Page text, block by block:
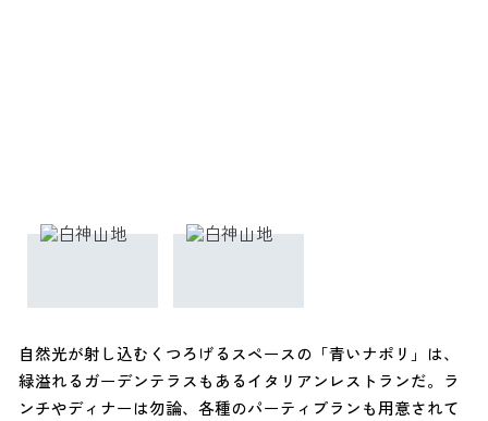
自然光が射し込むくつろげるスペースの「青いナポリ」は、
緑溢れるガーデンテラスもあるイタリアンレストランだ。ラ
ンチやディナーは勿論、各種のパーティプランも用意されて